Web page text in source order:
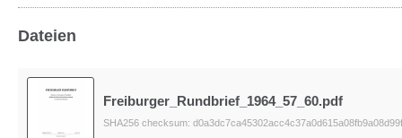
Dateien
Freiburger_Rundbrief_1964_57_60.pdf
SHA256 checksum: